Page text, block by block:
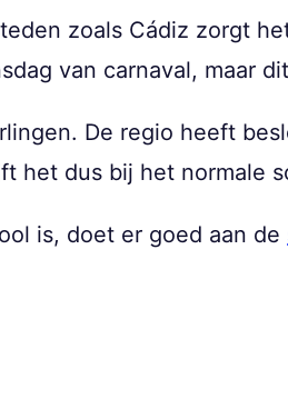
zoals Cádiz zorgt
van carnaval, maar
De regio heeft
het dus bij het normale
is, doet er goed aan de